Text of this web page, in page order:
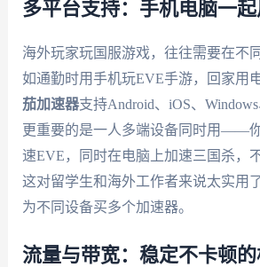
多平台支持：手机电脑一
海外玩家玩国服游戏，往往需要在不
如通勤时用手机玩EVE手游，回家用
茄加速器支持Android、iOS、Windows
更重要的是一人多端设备同时用——
速EVE，同时在电脑上加速三国杀，
这对留学生和海外工作者来说太实用
为不同设备买多个加速器。
流量与带宽：稳定不卡顿